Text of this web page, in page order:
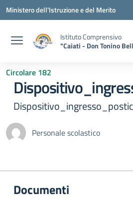
Vai ai contenuti
Vai al menu di navigazione
Vai al footer
Ministero dell'Istruzione e del Merito
Istituto Comprensivo
"Caiati - Don Tonino
Circolare 182
Personale scolastico
Documenti